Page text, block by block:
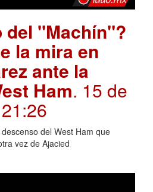
del "Machín"?
la mira en
ante la
Ham. 15 de
del West Ham que
vez de Ajacied